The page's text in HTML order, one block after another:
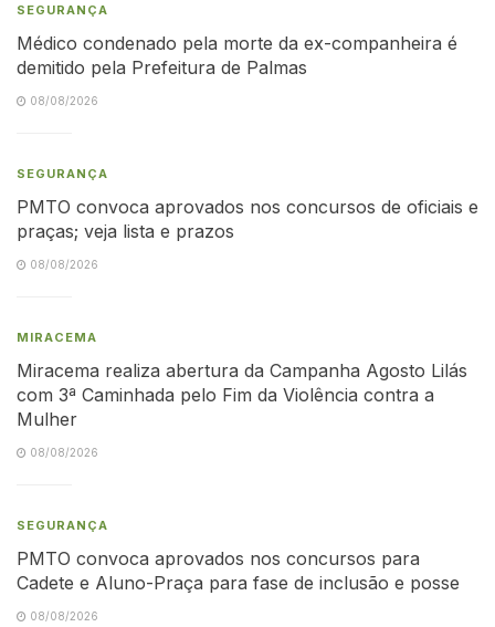
SEGURANÇA
Médico condenado pela morte da ex-companheira é
demitido pela Prefeitura de Palmas
08/08/2026
SEGURANÇA
PMTO convoca aprovados nos concursos de oficiais e
praças; veja lista e prazos
08/08/2026
MIRACEMA
Miracema realiza abertura da Campanha Agosto Lilás
com 3ª Caminhada pelo Fim da Violência contra a
Mulher
08/08/2026
SEGURANÇA
PMTO convoca aprovados nos concursos para
Cadete e Aluno-Praça para fase de inclusão e posse
08/08/2026